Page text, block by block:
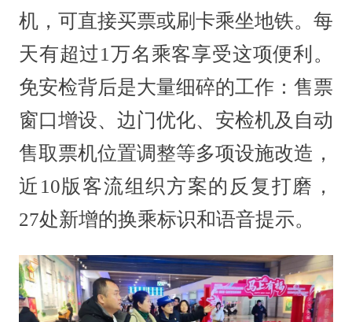
机，可直接买票或刷卡乘坐地铁。每
天有超过1万名乘客享受这项便利。
免安检背后是大量细碎的工作：售票
窗口增设、边门优化、安检机及自动
售取票机位置调整等多项设施改造，
近10版客流组织方案的反复打磨，
27处新增的换乘标识和语音提示。